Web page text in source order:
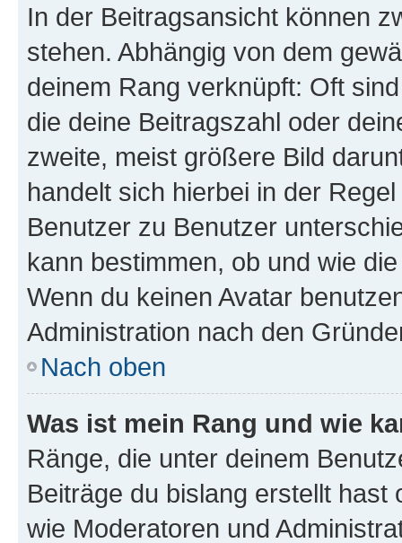
In der Beitragsansicht können
stehen. Abhängig von dem
deinem Rang verknüpft: Oft
die deine Beitragszahl oder
zweite, meist größere Bild
handelt sich hierbei in der
Benutzer zu Benutzer
kann bestimmen, ob und wie
Wenn du keinen Avatar
Administration nach den
Nach oben
Was ist mein Rang und wie
Ränge, die unter deinem
Beiträge du bislang erstellt
wie Moderatoren und